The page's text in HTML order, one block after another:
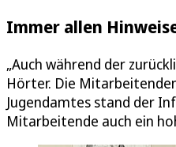
Immer allen
„Auch während der
Hörter. Die
Jugendamtes stand der
Mitarbeitende auch ein